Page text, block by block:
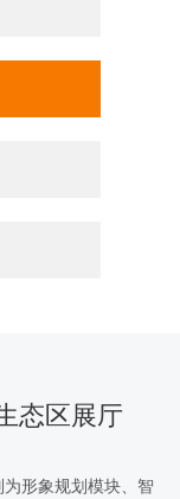
态区展厅
形象规划模块、智